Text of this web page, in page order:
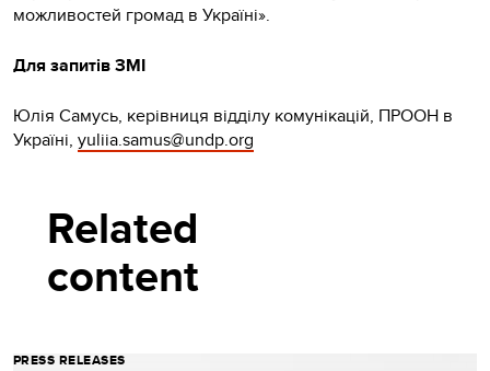
можливостей громад в Україні».
Для запитів ЗМІ
Юлія Самусь, керівниця відділу комунікацій, ПРООН в
Україні, yuliia.samus@undp.org
Related
content
PRESS RELEASES